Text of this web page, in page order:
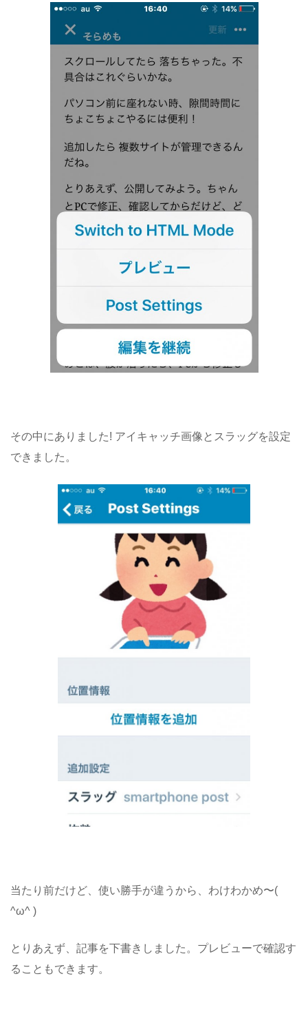
その中にありました! アイキャッチ画像とスラッグを設定
できました。
当たり前だけど、使い勝手が違うから、わけわかめ〜(
^ω^ )
とりあえず、記事を下書きしました。プレビューで確認す
ることもできます。